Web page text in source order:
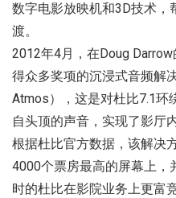
数字电影放映机和3D技术，
渡。
2012年4月，在Doug
得众多奖项的沉浸式音频解
Atmos），这是对杜比7.1环
自头顶的声音，实现了影厅
根据杜比官方数据，该解决
4000个票房最高的屏幕上，
时的杜比在影院业务上更富